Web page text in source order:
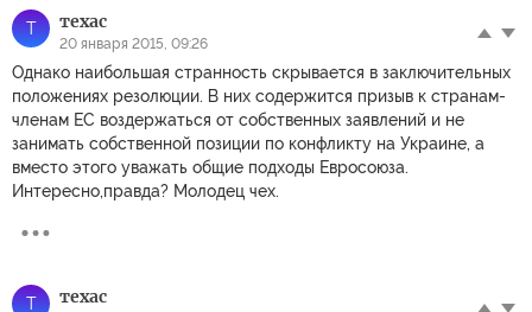
Т техас
20 января 2015, 09:26
Однако наибольшая странность скрывается в заключительных
положениях резолюции. В них содержится призыв к странам-
членам ЕС воздержаться от собственных заявлений и не
занимать собственной позиции по конфликту на Украине, а
вместо этого уважать общие подходы Евросоюза.
Интересно,правда? Молодец чех.
Т техас